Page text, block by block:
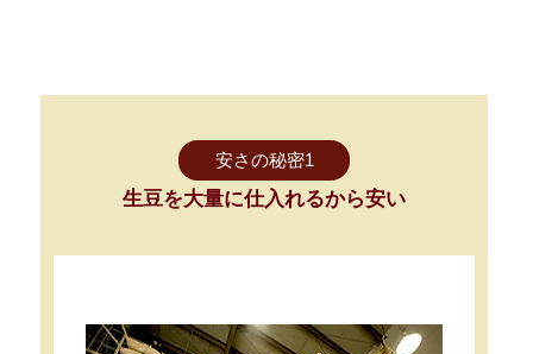
安さの秘密1
生豆を大量に仕入れるから安い